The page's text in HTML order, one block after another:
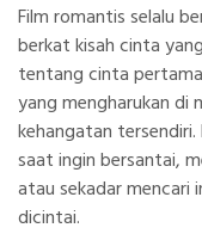
Film romantis selalu
berkat kisah cinta yang
tentang cinta
yang mengharukan di
kehangatan
saat ingin bersantai,
atau sekadar mencari
dicintai.